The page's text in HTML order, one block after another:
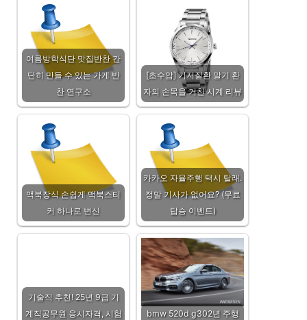
여름방학식단 맛집반찬 간
단히 만들 수 있는 가게 반
찬 연구소
[초수압] 기저질환 말기 환
자의 손목을 거친 시계 리뷰
맥북장식 손쉽게 맥북스티
커 하나로 변신
카카오 자율주행 택시 탈래.
정말 기사가 없어요? (무료
탑승 이벤트)
기술직 추천! 25년 9급 기
계직공무원 응시자격, 시험
bmw 520d g302년 주행